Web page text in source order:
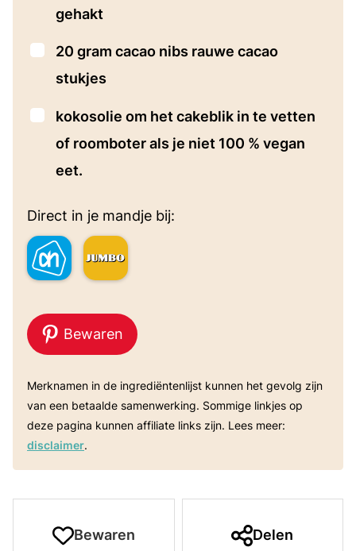
gehakt
▢
20 gram cacao nibs rauwe cacao
stukjes
▢
kokosolie om het cakeblik in te vetten
of roomboter als je niet 100 % vegan
eet.
Direct in je mandje bij:
Bewaren
Merknamen in de ingrediëntenlijst kunnen het gevolg zijn
van een betaalde samenwerking. Sommige linkjes op
deze pagina kunnen affiliate links zijn. Lees meer:
disclaimer.
Bewaren Delen